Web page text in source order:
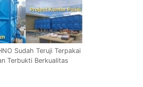
Sudah Teruji Terpakai
Terbukti Berkualitas